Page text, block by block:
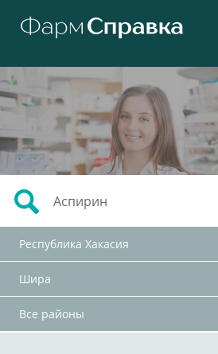
Республика Хакасия
Шира
Все районы